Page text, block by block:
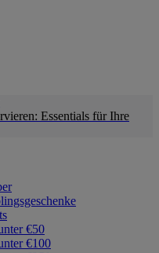
Essentials für Ihre
€50
€100